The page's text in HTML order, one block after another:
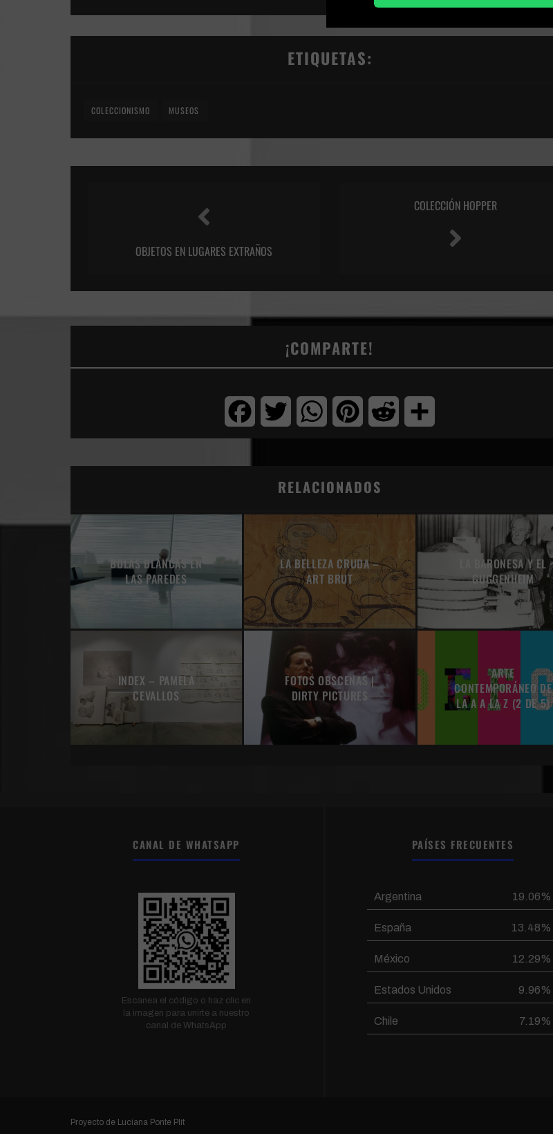
ETIQUETAS:
COLECCIONISMO MUSEOS
OBJETOS EN LUGARES EXTRAÑOS
COLECCIÓN HOPPER
¡COMPARTE!
FacebookTwitter WhatsAppPinterest Reddit
RELACIONADOS
BOLAS BLANCAS EN
LAS PAREDES
LA BELLEZA CRUDA –
ART BRUT
LA BARONESA Y EL
GUGGENHEIM
INDEX – PAMELA
CEVALLOS
FOTOS OBSCENAS |
DIRTY PICTURES
ARTE
CONTEMPORÁNEO DE
LA A A LA Z (2 DE 5)
CANAL DE WHATSAPP
Escanea el código o haz clic en
la imagen para unirte a nuestro
canal de WhatsApp
PAÍSES FRECUENTES
Argentina 19.06%
España 13.48%
México 12.29%
Estados Unidos 9.96%
Chile 7.19%
Proyecto de Luciana Ponte Plit